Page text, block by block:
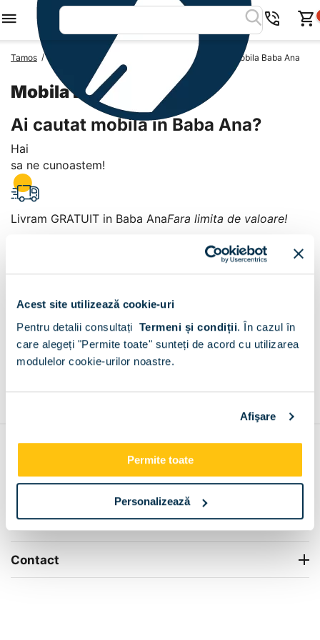
Acest site utilizează cookie-uri
Pentru detalii consultați Termeni și condiții. În cazul în
care alegeți "Permite toate" sunteți de acord cu utilizarea
modulelor cookie-urilor noastre.
Afişare
Permite toate
Personalizează
Tamos / Mobila Romania Mobila Judetul Prahova Mobila Baba Ana
Mobila Baba Ana
Ai cautat mobila in Baba Ana?
Hai
sa ne cunoastem!
Livram GRATUIT in Baba AnaFara limita de valoare!
Baba Ana
+
Info Center
Livrare
Contact